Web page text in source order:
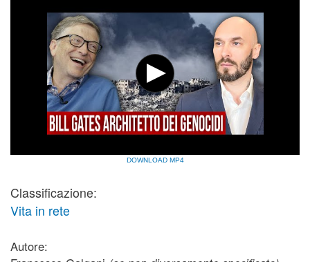
DOWNLOAD MP4
Classificazione:
Vita in rete
Autore: